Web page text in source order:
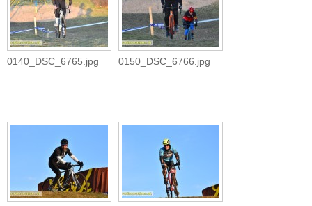
0140_DSC_6765.jpg 0150_DSC_6766.jpg